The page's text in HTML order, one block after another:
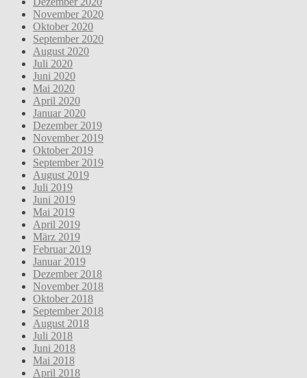
November 2020
Oktober 2020
September 2020
August 2020
Juli 2020
Juni 2020
Mai 2020
April 2020
Januar 2020
Dezember 2019
November 2019
Oktober 2019
September 2019
August 2019
Juli 2019
Juni 2019
Mai 2019
April 2019
März 2019
Februar 2019
Januar 2019
Dezember 2018
November 2018
Oktober 2018
September 2018
August 2018
Juli 2018
Juni 2018
Mai 2018
April 2018